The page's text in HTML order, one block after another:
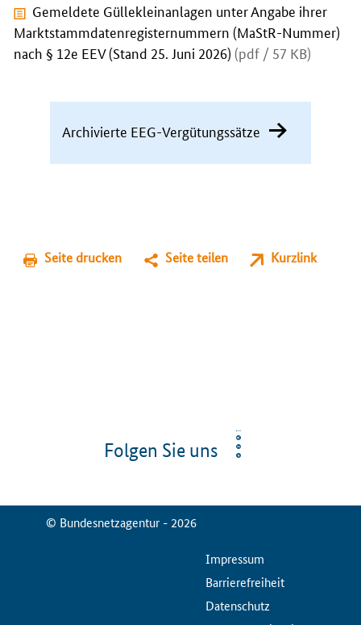
Gemeldete Güllekleinanlagen unter Angabe ihrer
Marktstammdatenregisternummern (MaStR-Nummer)
nach § 12e EEV (Stand 25. Juni 2026) (pdf / 57 KB)
Archivierte EEG-Vergütungssätze
Seite drucken Seite teilen Kurzlink
Folgen Sie uns
© Bundesnetzagentur - 2026
ServiceMenuImpressum
Barrierefreiheit
Datenschutz